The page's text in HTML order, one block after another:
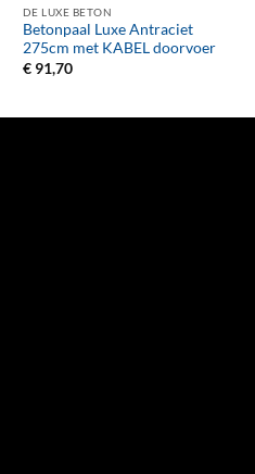
DE LUXE BETON
Betonpaal Luxe Antraciet
275cm met KABEL doorvoer
€91,70